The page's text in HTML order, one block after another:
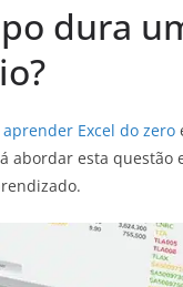
dura
Excel do zero
abordar esta